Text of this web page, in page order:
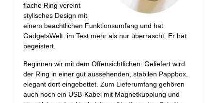
flache Ring vereint
stylisches Design mit
einem beachtlichen Funktionsumfang und hat
GadgetsWelt im Test mehr als nur überrascht: Er hat
begeistert.
Beginnen wir mit dem Offensichtlichen: Geliefert wird
der Ring in einer gut aussehenden, stabilen Pappbox,
elegant dort eingebettet. Zum Lieferumfang gehören
auch noch ein USB-Kabel mit Magnetkupplung und